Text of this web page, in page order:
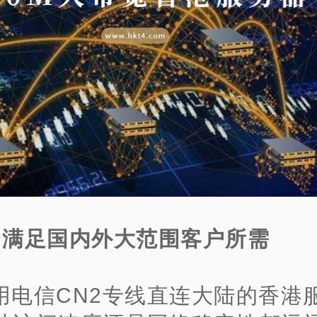
足国内外大范围客户所需
电信CN2专线直连大陆的香港